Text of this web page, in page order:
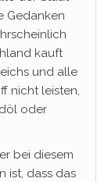
Gedanken
kauft
und alle
nicht leisten,
oder
bei diesem
ist, dass das